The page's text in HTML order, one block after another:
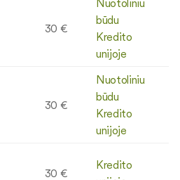
30 €
Nuotoliniu
būdu
Kredito
unijoje
30 €
Nuotoliniu
būdu
Kredito
unijoje
30 €
Kredito